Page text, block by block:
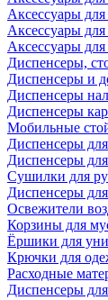
Аксессуары
Аксессуары
Аксессуары
Диспенсеры,
Диспенсеры и
Диспенсеры
Диспенсеры
Мобильные
Диспенсеры
Диспенсеры
Сушилки для
Диспенсеры
Освежители
Корзины для
Ёршики для
Крючки для
Расходные
Диспенсеры